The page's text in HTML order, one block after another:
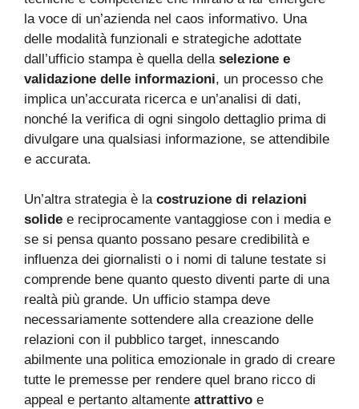
la voce di un’azienda nel caos informativo. Una
delle modalità funzionali e strategiche adottate
dall’ufficio stampa è quella della selezione e
validazione delle informazioni, un processo che
implica un’accurata ricerca e un’analisi di dati,
nonché la verifica di ogni singolo dettaglio prima di
divulgare una qualsiasi informazione, se attendibile
e accurata.
Un’altra strategia è la costruzione di relazioni
solide e reciprocamente vantaggiose con i media e
se si pensa quanto possano pesare credibilità e
influenza dei giornalisti o i nomi di talune testate si
comprende bene quanto questo diventi parte di una
realtà più grande. Un ufficio stampa deve
necessariamente sottendere alla creazione delle
relazioni con il pubblico target, innescando
abilmente una politica emozionale in grado di creare
tutte le premesse per rendere quel brano ricco di
appeal e pertanto altamente attrattivo e